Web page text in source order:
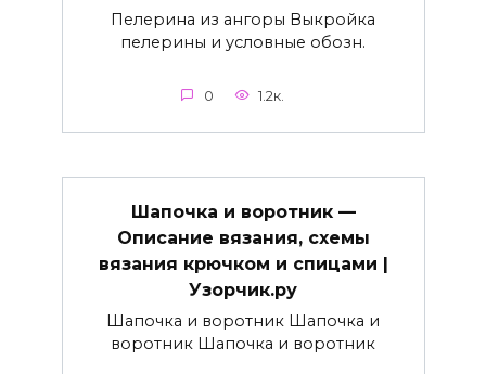
Пелерина из ангоры Выкройка
пелерины и условные обозн.
0 1.2к.
Шапочка и воротник —
Описание вязания, схемы
вязания крючком и спицами |
Узорчик.ру
Шапочка и воротник Шапочка и
воротник Шапочка и воротник